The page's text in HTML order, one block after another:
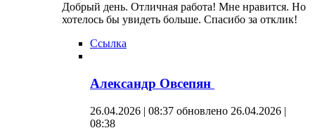
Добрый день. Отличная работа! Мне нравится. Но
хотелось бы увидеть больше. Спасибо за отклик!
Ссылка
Александр Овсепян
26.04.2026 | 08:37 обновлено 26.04.2026 |
08:38